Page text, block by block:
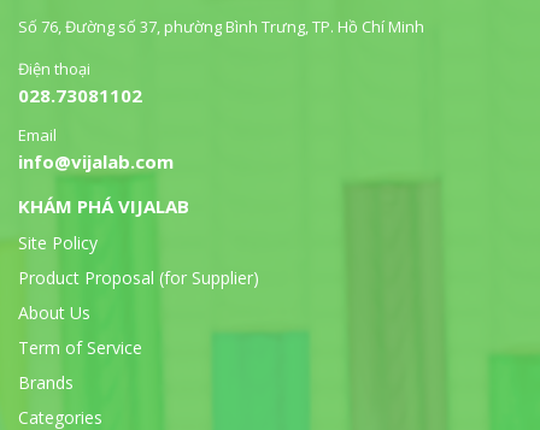
Số 76, Đường số 37, phường Bình Trưng, TP. Hồ Chí Minh
Điện thoại
028.73081102
Email
info@vijalab.com
KHÁM PHÁ VIJALAB
Site Policy
Product Proposal (for Supplier)
About Us
Term of Service
Brands
Categories